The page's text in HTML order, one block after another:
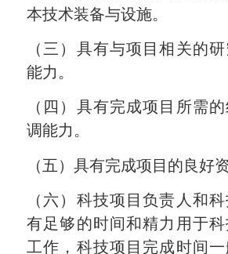
本技术装备与设施。
（三）具有与项目相关的
能力。
（四）具有完成项目所需
调能力。
（五）具有完成项目的良好资
（六）科技项目负责人和
有足够的时间和精力用于
工作，科技项目完成时间